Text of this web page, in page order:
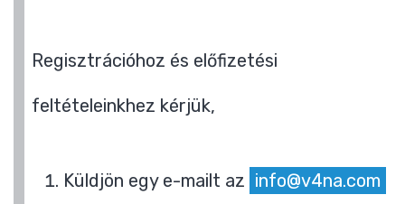
Regisztrációhoz és előfizetési
feltételeinkhez kérjük,
Küldjön egy e-mailt az info@v4na.com